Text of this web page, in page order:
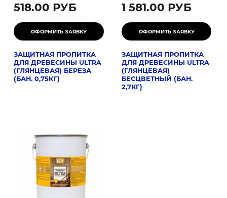
518.00 РУБ
ЗАЩИТНАЯ ПРОПИТКА
ДЛЯ ДРЕВЕСИНЫ ULTRA
(ГЛЯНЦЕВАЯ) БЕРЕЗА
(БАН. 0,75КГ)
1 581.00 РУБ
ЗАЩИТНАЯ ПРОПИТКА
ДЛЯ ДРЕВЕСИНЫ ULTRA
(ГЛЯНЦЕВАЯ)
БЕСЦВЕТНЫЙ (БАН.
2,7КГ)